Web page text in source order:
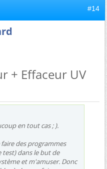
#14
+ Effaceur UV
en tout cas ; ).
des programmes
test) dans le but de
et m'amuser. Donc